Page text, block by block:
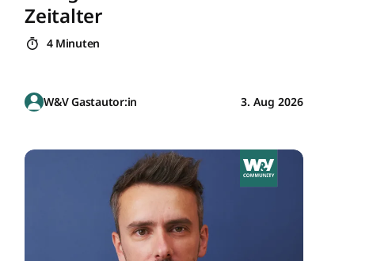
Zeitalter
4 Minuten
W&V Gastautor:in 3. Aug 2026